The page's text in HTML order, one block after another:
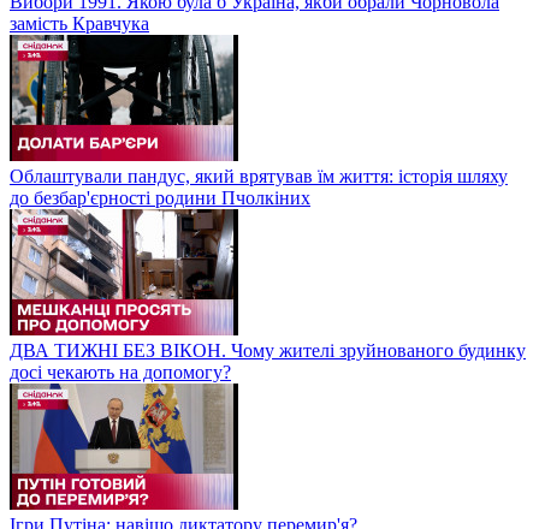
замість Кравчука
Облаштували пандус, який врятував їм життя: історія шляху
до безбар'єрності родини Пчолкіних
ДВА ТИЖНІ БЕЗ ВІКОН. Чому жителі зруйнованого будинку
досі чекають на допомогу?
Ігри Путіна: навіщо диктатору перемир'я?